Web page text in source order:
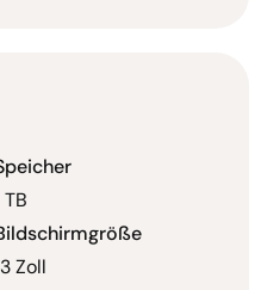
TB
Zoll